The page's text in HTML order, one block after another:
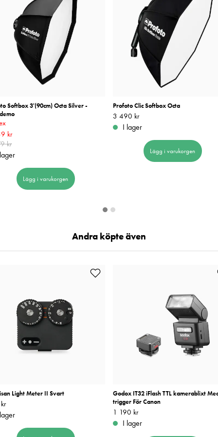
Softbox 3'(90cm) Octa Silver -
pris
kr
kr
kr
Lägg i varukorgen
Profoto Clic Softbox Octa
Pris:3 490 kr
3 490 kr
I lager
Lägg i varukorgen
Andra köpte även
Light Meter II Svart
889 kr
Godox IT32 iFlash TTL kamerablixt
trigger För Canon
Pris:1 190 kr
1 190 kr
I lager